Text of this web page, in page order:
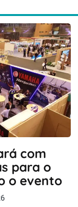
com
para o
o evento